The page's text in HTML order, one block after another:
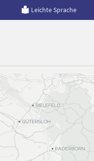
Leichte Sprache